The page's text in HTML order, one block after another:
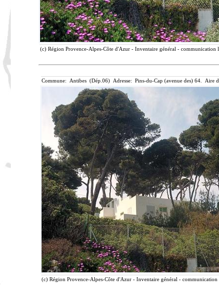
(c) Région Provence-Alpes-Côte d'Azur - Inventaire général -
Commune: Antibes (Dép.06) Adresse: Pins-du-Cap (avenue des) 64. Aire
(c) Région Provence-Alpes-Côte d'Azur - Inventaire général -